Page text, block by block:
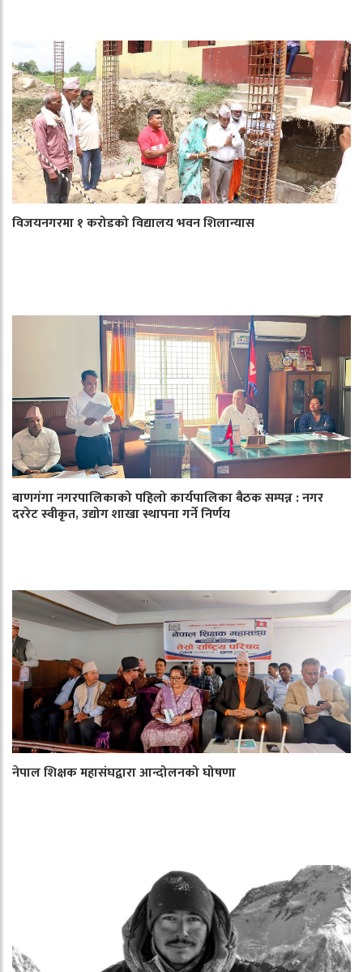
विजयनगरमा १ करोडको विद्यालय भवन शिलान्यास
बाणगंगा नगरपालिकाको पहिलो कार्यपालिका बैठक सम्पन्न : नगर
दररेट स्वीकृत, उद्योग शाखा स्थापना गर्ने निर्णय
नेपाल शिक्षक महासंघद्वारा आन्दोलनको घोषणा